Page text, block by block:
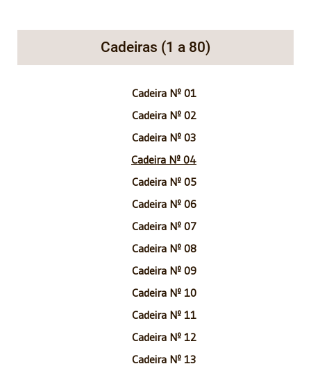
Cadeiras (1 a 80)
Cadeira Nº 01
Cadeira Nº 02
Cadeira Nº 03
Cadeira Nº 04
Cadeira Nº 05
Cadeira Nº 06
Cadeira Nº 07
Cadeira Nº 08
Cadeira Nº 09
Cadeira Nº 10
Cadeira Nº 11
Cadeira Nº 12
Cadeira Nº 13